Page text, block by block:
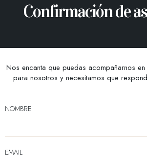
Confirmación de
Nos encanta que puedas acompañarnos
para nosotros y necesitamos que
NOMBRE
EMAIL